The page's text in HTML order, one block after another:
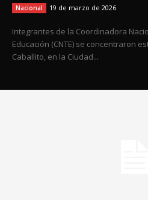
Nacional 19 de marzo de 2026
Integrantes de la Coordinadora
Educación (CNTE) se concentraron
Caballito, en la Ciudad...